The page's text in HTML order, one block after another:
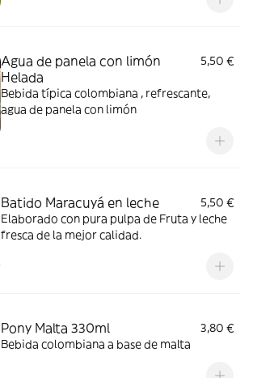
Agua de panela con limón
Helada
5,50 €
Bebida típica colombiana , refrescante,
agua de panela con limón
Batido Maracuyá en leche
5,50 €
Elaborado con pura pulpa de Fruta y leche
fresca de la mejor calidad.
Pony Malta 330ml
3,80 €
Bebida colombiana a base de malta